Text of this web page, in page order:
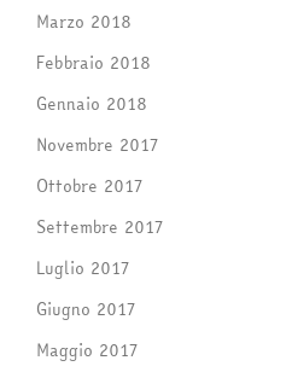
Marzo 2018
Febbraio 2018
Gennaio 2018
Novembre 2017
Ottobre 2017
Settembre 2017
Luglio 2017
Giugno 2017
Maggio 2017